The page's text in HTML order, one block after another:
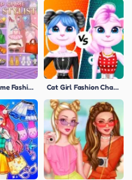
Dress Up Game Fashion Stylist Cat Girl Fashion Challenge